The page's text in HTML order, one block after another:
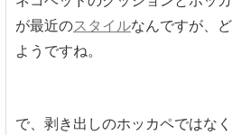
が最近のスタイルなんですが、
ようですね。
で、剥き出しのホッカペではな